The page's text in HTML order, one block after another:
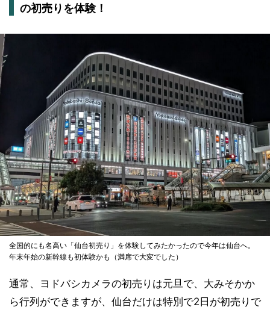
の初売りを体験！
全国的にも名高い「仙台初売り」を体験してみたかったので今年は仙台へ。
年末年始の新幹線も初体験かも（満席で大変でした）
通常、ヨドバシカメラの初売りは元旦で、大みそかか
ら行列ができますが、仙台だけは特別で2日が初売りで